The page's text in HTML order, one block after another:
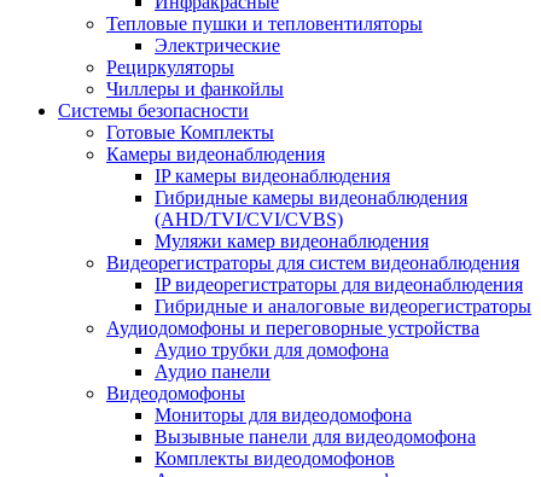
Тепловые пушки и тепловентиляторы
Электрические
Рециркуляторы
Чиллеры и фанкойлы
Системы безопасности
Готовые Комплекты
Камеры видеонаблюдения
IP камеры видеонаблюдения
Гибридные камеры видеонаблюдения
(AHD/TVI/CVI/CVBS)
Муляжи камер видеонаблюдения
Видеорегистраторы для систем видеонаблюдения
IP видеорегистраторы для видеонаблюдения
Гибридные и аналоговые видеорегистраторы
Аудиодомофоны и переговорные устройства
Аудио трубки для домофона
Аудио панели
Видеодомофоны
Мониторы для видеодомофона
Вызывные панели для видеодомофона
Комплекты видеодомофонов